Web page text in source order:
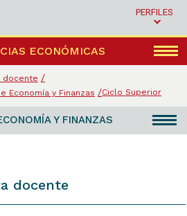
PERFILES
ECONÓMICAS
Menú
docente
Economía y Finanzas
Ciclo Superior
Y FINANZAS
docente